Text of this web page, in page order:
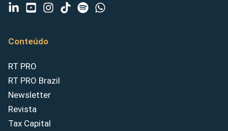
Conteúdo
RT PRO
RT PRO Brazil
Newsletter
Revista
Tax Capital